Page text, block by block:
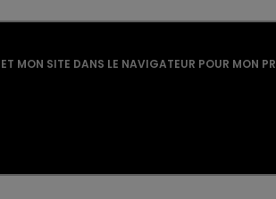
MON SITE DANS LE NAVIGATEUR POUR MON